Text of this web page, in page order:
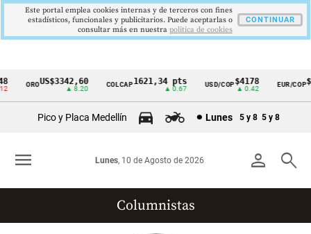
Cintillo
Colombia
OROUS$3342,60
▲ 8.20
COLCAP1621,34 pts
▲ 0.67
USD/COP$4178
▲ 0.42
EUR/COP
Pico y Placa Medellín Lunes 5 y 8 5 y 8
person search
Lunes, 10 de Agosto de 2026
menu
Columnistas
Este portal emplea cookies internas y de terceros con fines
estadísticos, funcionales y publicitarios. Puede aceptarlas o
consultar más en nuestra politica de cookies
CONTINUAR